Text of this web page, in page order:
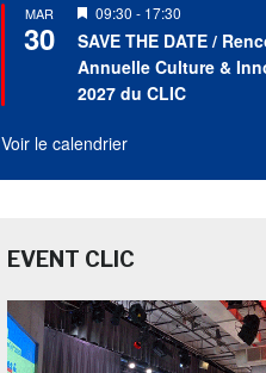
MAR
30
Mis
en
avant
09:30 - 17:30
SAVE THE DATE /
Annuelle Culture &
2027 du CLIC
Voir le calendrier
EVENT CLIC